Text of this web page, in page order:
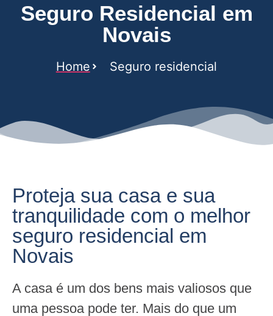
Seguro Residencial em
Novais
Home Seguro residencial
Proteja sua casa e sua
tranquilidade com o melhor
seguro residencial em
Novais
A casa é um dos bens mais valiosos que
uma pessoa pode ter. Mais do que um